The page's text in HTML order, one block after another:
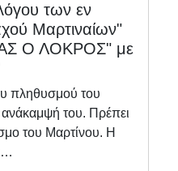
των εν
Μαρτιναίων"
Ο ΛΟΚΡΟΣ" με
πληθυσμού του
ανάκαμψή του. Πρέπει
του Μαρτίνου. Η